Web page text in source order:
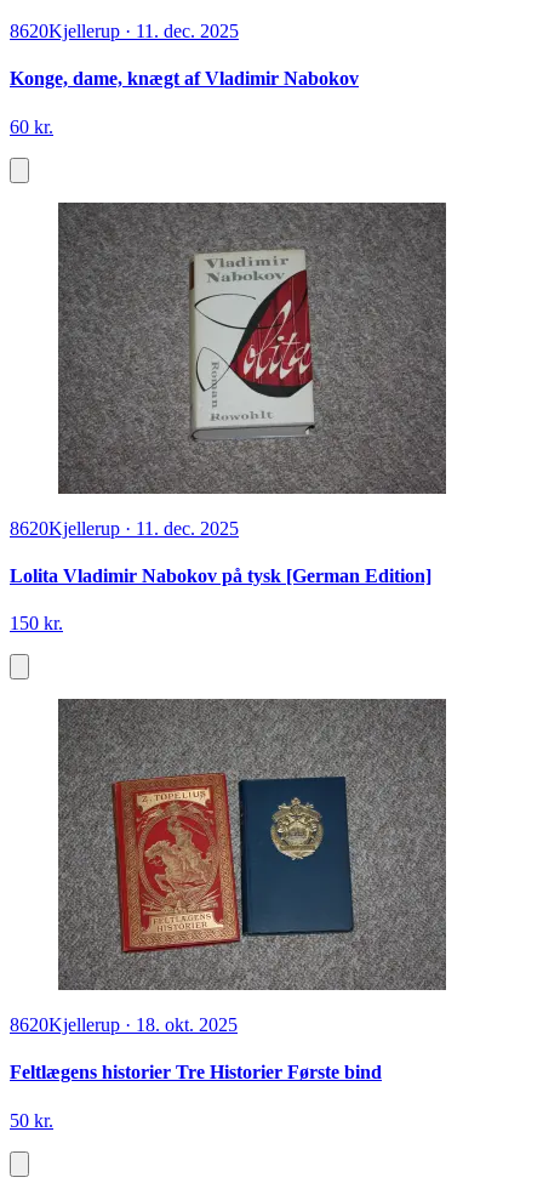
8620Kjellerup · 11. dec. 2025
Konge, dame, knægt af Vladimir Nabokov
60 kr.
8620Kjellerup · 11. dec. 2025
Lolita Vladimir Nabokov på tysk [German Edition]
150 kr.
8620Kjellerup · 18. okt. 2025
Feltlægens historier Tre Historier Første bind
50 kr.